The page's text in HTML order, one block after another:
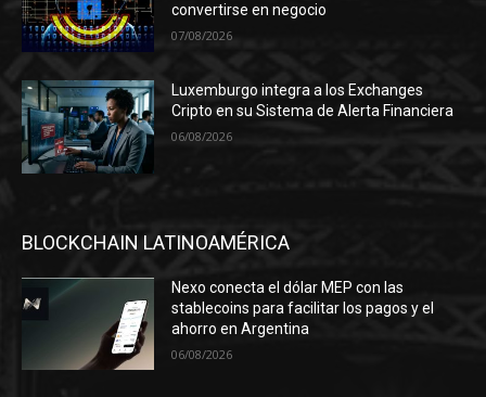
convertirse en negocio
07/08/2026
Luxemburgo integra a los Exchanges
Cripto en su Sistema de Alerta Financiera
06/08/2026
BLOCKCHAIN LATINOAMÉRICA
Nexo conecta el dólar MEP con las
stablecoins para facilitar los pagos y el
ahorro en Argentina
06/08/2026